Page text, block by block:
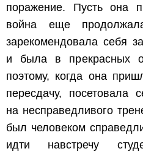
поражение. Пусть она
война еще
зарекомендовала себя
и была в прекрасных
поэтому, когда она
пересдачу, посетовала
на несправедливого
был человеком
идти навстречу